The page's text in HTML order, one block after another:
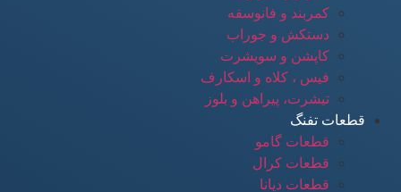
کمربند و فانوسقه
دستکش و جوراب
کاپشن و سویشرت
فیس ، کلاه و اسکارف
تیشرت، پیراهن و بلوز
قطعات تفنگ
قطعات گامو
قطعات کرال
قطعات دیانا